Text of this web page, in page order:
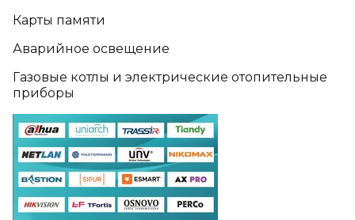
Карты памяти
Аварийное освещение
Газовые котлы и электрические отопительные
приборы